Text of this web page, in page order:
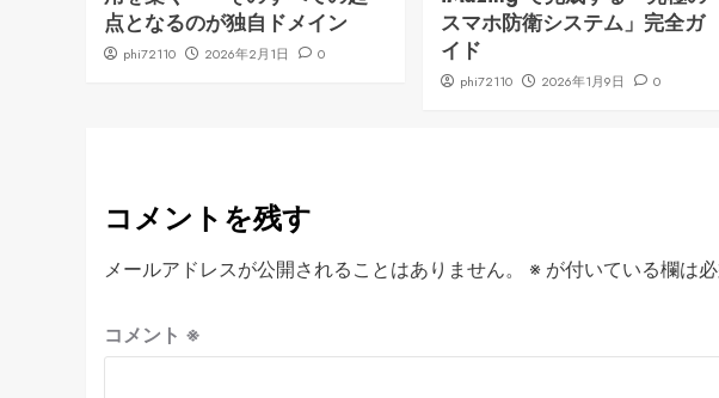
点となるのが独自ドメイン
phi72110 2026年2月1日 0
スマホ防衛システム」完全ガ
イド
phi72110 2026年1月9日 0
コメントを残す
メールアドレスが公開されることはありません。 ※ が付いている欄は
コメント ※